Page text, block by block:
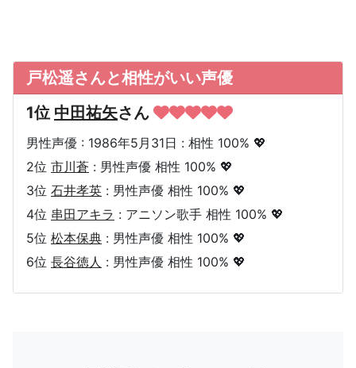
戸松遥さんと相性がいい声優
1位 中田祐矢さん
男性声優 : 1986年5月31日 : 相性 100% 💖
2位 市川蒼 : 男性声優 相性 100% 💖
3位 石井孝英 : 男性声優 相性 100% 💖
4位 串田アキラ : アニソン歌手 相性 100% 💖
5位 松本保典 : 男性声優 相性 100% 💖
6位 長谷徳人 : 男性声優 相性 100% 💖